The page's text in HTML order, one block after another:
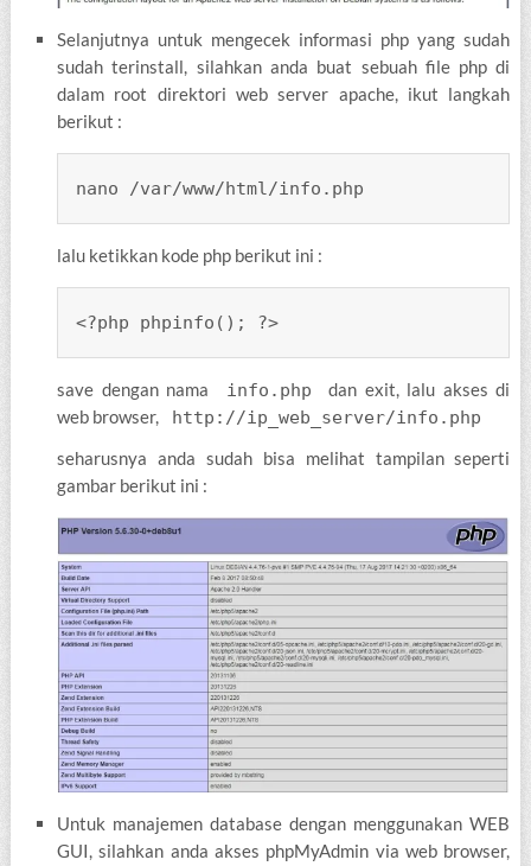
Selanjutnya untuk mengecek informasi php yang sudah
sudah terinstall, silahkan anda buat sebuah file php di
dalam root direktori web server apache, ikut langkah
berikut :
nano /var/www/html/info.php
lalu ketikkan kode php berikut ini :
<?php phpinfo(); ?>
save dengan nama info.php
dan exit, lalu akses di
web browser,
http://ip_web_server/info.php
seharusnya anda sudah bisa melihat tampilan seperti
gambar berikut ini :
Untuk manajemen database dengan menggunakan WEB
GUI, silahkan anda akses phpMyAdmin via web browser,